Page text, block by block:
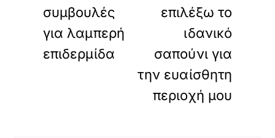
συμβουλές
για λαμπερή
επιδερμίδα
επιλέξω το
ιδανικό
σαπούνι για
την ευαίσθητη
περιοχή μου